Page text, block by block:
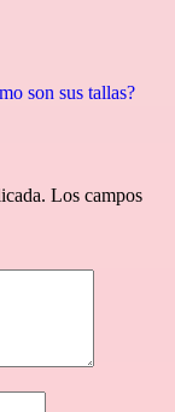
son sus tallas?
Los campos